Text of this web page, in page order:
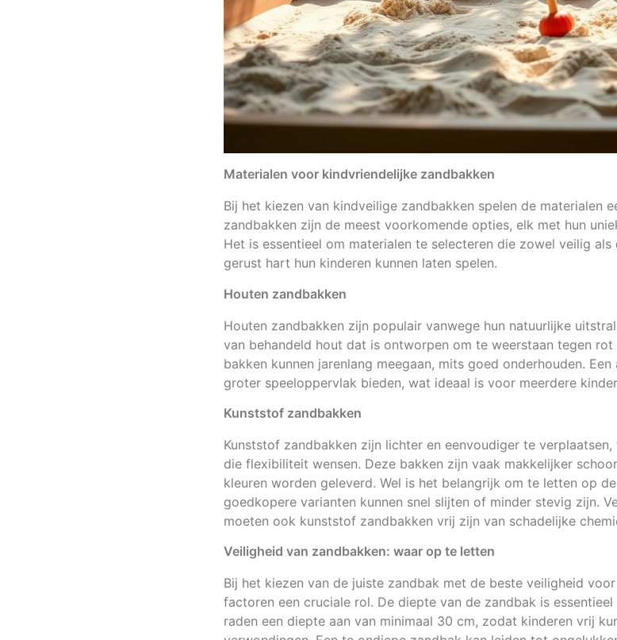
Materialen voor kindvriendelijke zandbakken
Bij het kiezen van kindveilige zandbakken spelen de materialen
zandbakken zijn de meest voorkomende opties, elk met hun
Het is essentieel om materialen te selecteren die zowel veilig
gerust hart hun kinderen kunnen laten spelen.
Houten zandbakken
Houten zandbakken zijn populair vanwege hun natuurlijke
van behandeld hout dat is ontworpen om te weerstaan tegen
bakken kunnen jarenlang meegaan, mits goed onderhouden.
groter speeloppervlak bieden, wat ideaal is voor meerdere
Kunststof zandbakken
Kunststof zandbakken zijn lichter en eenvoudiger te
die flexibiliteit wensen. Deze bakken zijn vaak makkelijker
kleuren worden geleverd. Wel is het belangrijk om te letten op
goedkopere varianten kunnen snel slijten of minder stevig zijn.
moeten ook kunststof zandbakken vrij zijn van schadelijke
Veiligheid van zandbakken: waar op te letten
Bij het kiezen van de juiste zandbak met de beste veiligheid
factoren een cruciale rol. De diepte van de zandbak is
raden een diepte aan van minimaal 30 cm, zodat kinderen vrij